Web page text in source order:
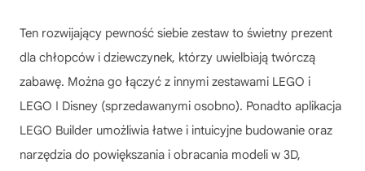
Ten rozwijający pewność siebie zestaw to świetny prezent
dla chłopców i dziewczynek, którzy uwielbiają twórczą
zabawę. Można go łączyć z innymi zestawami LEGO i
LEGO ǀ Disney (sprzedawanymi osobno). Ponadto aplikacja
LEGO Builder umożliwia łatwe i intuicyjne budowanie oraz
narzędzia do powiększania i obracania modeli w 3D,